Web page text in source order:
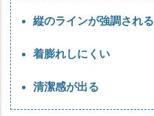
縦のラインが強調される
着膨れしにくい
清潔感が出る